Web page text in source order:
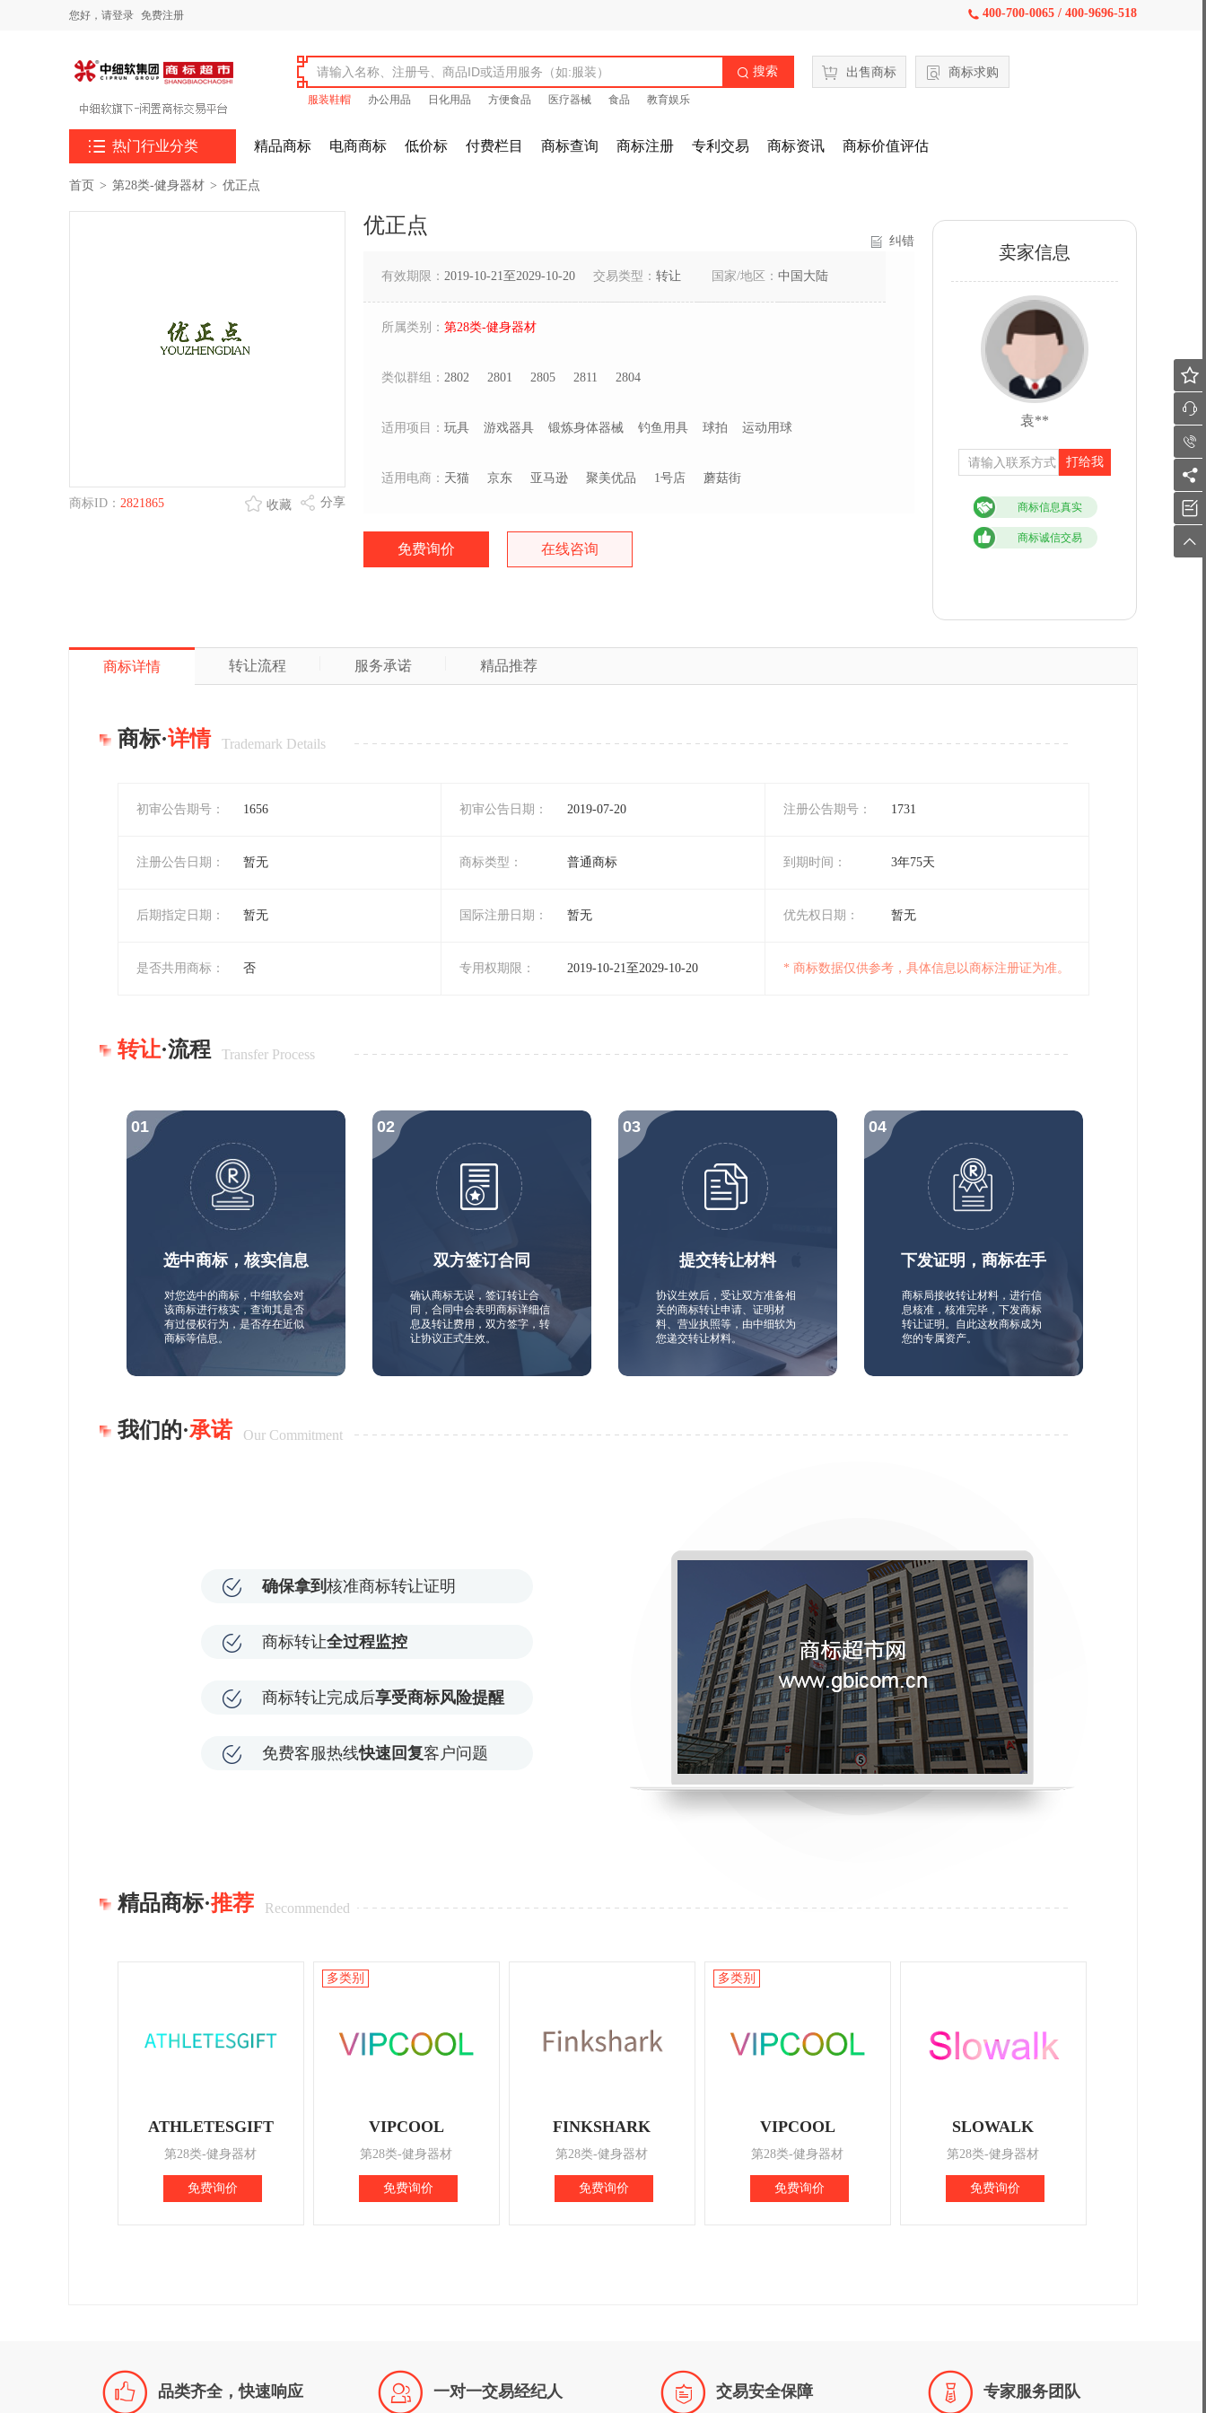
您好， 请登录 免费注册  400-700-0065 / 400-9696-518
 搜索
服装鞋帽 办公用品 日化用品 方便食品 医疗器械 食品 教育娱乐
出售商标 商标求购
 热门行业分类 精品商标 电商商标 低价标 付费栏目 商标查询 商标注册 专利交易 商标资讯 商标价值评估
首页 > 第28类-健身器材 > 优正点
商标ID： 2821865 分享
收藏
优正点
纠错
有效期限： 2019-10-21至2029-10-20 交易类型： 转让 国家/地区： 中国大陆
所属类别： 第28类-健身器材
类似群组： 2802 2801 2805 2811 2804
适用项目： 玩具 游戏器具 锻炼身体器械 钓鱼用具 球拍 运动用球
适用电商： 天猫 京东 亚马逊 聚美优品 1号店 蘑菇街
免费询价 在线咨询
卖家信息
袁**
打给我
商标信息真实
商标诚信交易
商标详情 转让流程 服务承诺 精品推荐
商标·详情 Trademark Details
初审公告期号： 1656 初审公告日期： 2019-07-20 注册公告期号： 1731
注册公告日期： 暂无 商标类型： 普通商标 到期时间： 3年75天
后期指定日期： 暂无 国际注册日期： 暂无 优先权日期： 暂无
是否共用商标： 否 专用权期限： 2019-10-21至2029-10-20 * 商标数据仅供参考，具体信息以商标注册证为准。
转让·流程 Transfer Process
选中商标，核实信息
对您选中的商标，中细软会对
该商标进行核实，查询其是否
有过侵权行为，是否存在近似
商标等信息。
双方签订合同
确认商标无误，签订转让合
同，合同中会表明商标详细信
息及转让费用，双方签字，转
让协议正式生效。
提交转让材料
协议生效后，受让双方准备相
关的商标转让申请、证明材
料、营业执照等，由中细软为
您递交转让材料。
下发证明，商标在手
商标局接收转让材料，进行信
息核准，核准完毕，下发商标
转让证明。自此这枚商标成为
您的专属资产。
我们的·承诺 Our Commitment
确保拿到 核准商标转让证明
商标转让全过程监控
商标转让完成后享受商标风险提醒
免费客服热线快速回复客户问题
精品商标·推荐 Recommended
ATHLETESGIFT
第28类-健身器材
免费询价
VIPCOOL
第28类-健身器材
免费询价
多类别
FINKSHARK
第28类-健身器材
免费询价
VIPCOOL
第28类-健身器材
免费询价
多类别
SLOWALK
第28类-健身器材
免费询价
 品类齐全，快速响应  一对一交易经纪人  交易安全保障  专家服务团队





